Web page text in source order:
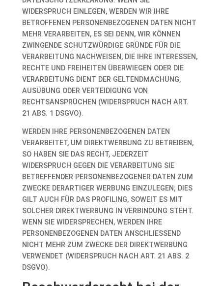
WIDERSPRUCH EINLEGEN, WERDEN WIR IHRE
BETROFFENEN PERSONENBEZOGENEN DATEN NICHT
MEHR VERARBEITEN, ES SEI DENN, WIR KÖNNEN
ZWINGENDE SCHUTZWÜRDIGE GRÜNDE FÜR DIE
VERARBEITUNG NACHWEISEN, DIE IHRE INTERESSEN,
RECHTE UND FREIHEITEN ÜBERWIEGEN ODER DIE
VERARBEITUNG DIENT DER GELTENDMACHUNG,
AUSÜBUNG ODER VERTEIDIGUNG VON
RECHTSANSPRÜCHEN (WIDERSPRUCH NACH ART.
21 ABS. 1 DSGVO).
WERDEN IHRE PERSONENBEZOGENEN DATEN
VERARBEITET, UM DIREKTWERBUNG ZU BETREIBEN,
SO HABEN SIE DAS RECHT, JEDERZEIT
WIDERSPRUCH GEGEN DIE VERARBEITUNG SIE
BETREFFENDER PERSONENBEZOGENER DATEN ZUM
ZWECKE DERARTIGER WERBUNG EINZULEGEN; DIES
GILT AUCH FÜR DAS PROFILING, SOWEIT ES MIT
SOLCHER DIREKTWERBUNG IN VERBINDUNG STEHT.
WENN SIE WIDERSPRECHEN, WERDEN IHRE
PERSONENBEZOGENEN DATEN ANSCHLIESSEND
NICHT MEHR ZUM ZWECKE DER DIREKTWERBUNG
VERWENDET (WIDERSPRUCH NACH ART. 21 ABS. 2
DSGVO).